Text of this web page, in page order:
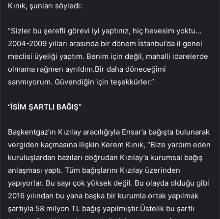
Kınık, şunları söyledi:
“Sizler bu şerefli görevi iyi yaptınız, hiç hevesim yoktu…
2004-2009 yılları arasında bir dönem İstanbul’da il genel
meclisi üyeliği yaptım. Benim için değil, mahalli idarelerde
olmama rağmen ayrıldım.Bir daha döneceğimi
sanmıyorum. Güvendiğin için teşekkürler.”
“İSİM ŞARTLI BAĞIŞ”
Başkentgaz’ın Kızılay aracılığıyla Ensar’a bağışta bulunarak
vergiden kaçmasına ilişkin Kerem Kınık, “Bize yardım eden
kuruluşlardan bazıları doğrudan Kızılay’a kurumsal bağış
anlaşması yaptı. Tüm bağışlarını Kızılay üzerinden
yapıyorlar. Bu sayı çok yüksek değil. Bu olayda olduğu gibi
2016 yılından bu yana başka bir kurumla ortak yapılmak
şartıyla 58 milyon TL bağış yapılmıştır.Üstelik bu şartlı